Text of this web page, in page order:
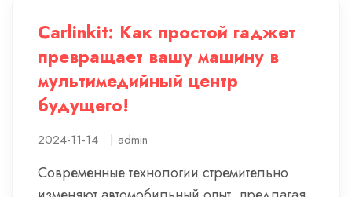
Carlinkit: Как простой гаджет
превращает вашу машину в
мультимедийный центр
будущего!
2024-11-14 | admin
Современные технологии стремительно